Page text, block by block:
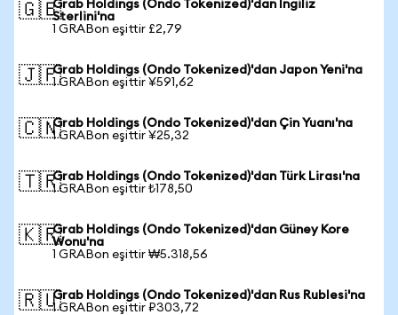
🇬🇧Grab Holdings (Ondo Tokenized)'dan İngiliz
Sterlini'na
1 GRABon eşittir £2,79
🇯🇵Grab Holdings (Ondo Tokenized)'dan Japon Yeni'na
1 GRABon eşittir ¥591,62
🇨🇳Grab Holdings (Ondo Tokenized)'dan Çin Yuanı'na
1 GRABon eşittir ¥25,32
🇹🇷Grab Holdings (Ondo Tokenized)'dan Türk Lirası'na
1 GRABon eşittir ₺178,50
🇰🇷Grab Holdings (Ondo Tokenized)'dan Güney Kore
Wonu'na
1 GRABon eşittir ₩5.318,56
🇷🇺Grab Holdings (Ondo Tokenized)'dan Rus Rublesi'na
1 GRABon eşittir ₽303,72